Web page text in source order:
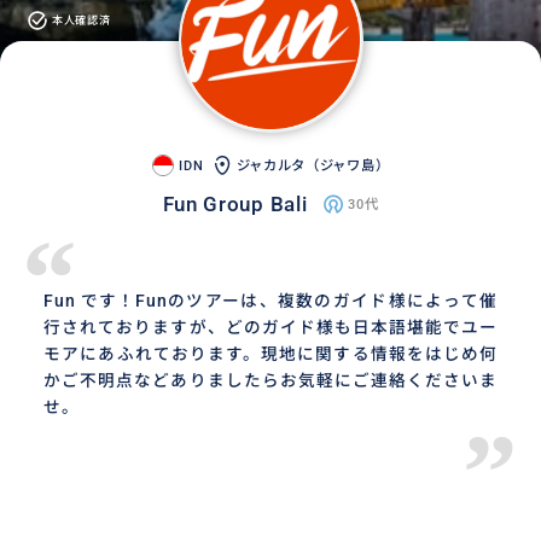
本人確認済
IDN ジャカルタ（ジャワ島）
Fun Group Bali 30代
“
Fun です！Funのツアーは、複数のガイド様によって催
行されておりますが、どのガイド様も日本語堪能でユー
モアにあふれております。現地に関する情報をはじめ何
かご不明点などありましたらお気軽にご連絡くださいま
せ。
”